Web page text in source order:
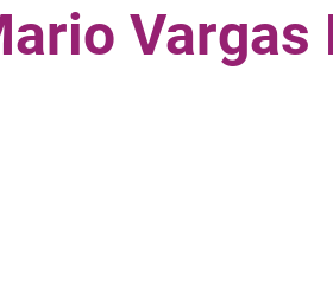
Vargas